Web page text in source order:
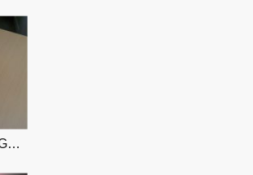
RC Motorrad Graupner 1986 Vintage